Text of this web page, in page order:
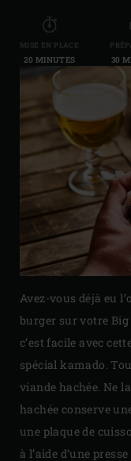
MISE EN PLACE
20 MINUTES 30
Avez-vous déjà eu
burger sur votre Big
c’est facile avec
spécial kamado.
viande hachée. Ne
hachée conserve
une plaque de
à l’aide d’une